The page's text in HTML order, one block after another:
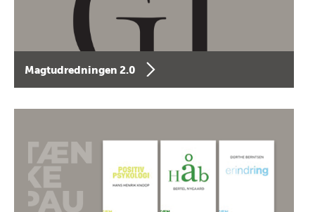
Magtudredningen 2.0